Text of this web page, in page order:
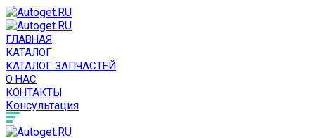
ГЛАВНАЯ
КАТАЛОГ
КАТАЛОГ ЗАПЧАСТЕЙ
О НАС
КОНТАКТЫ
Консультация